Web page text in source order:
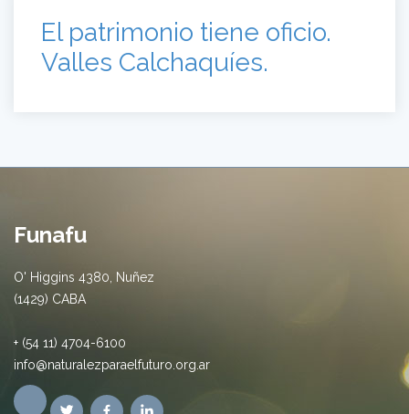
El patrimonio tiene oficio.
Valles Calchaquíes.
Funafu
O' Higgins 4380, Nuñez
(1429) CABA
+ (54 11) 4704-6100
info@naturalezparaelfuturo.org.ar